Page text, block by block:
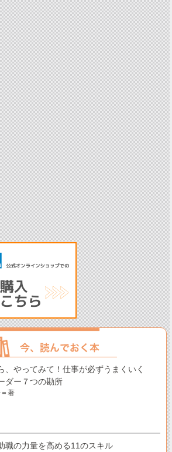
、やってみて！仕事が必ずうまくいく
ダー７つの勘所
著
職の力量を高める11のスキル